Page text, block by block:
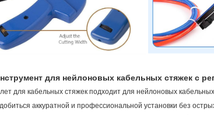
для нейлоновых кабельных стяжек с
для кабельных стяжек подходит для нейлоновых
аккуратной и профессиональной установки без